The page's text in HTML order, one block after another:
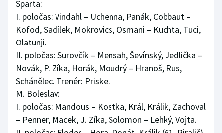
Stolní tenis
Triatlon
Veslování
Vodní slalom
Volejbal
Ostatní
Sparta:
I. poločas: Vindahl – Uchenna, Panák, Cobbaut –
Kofod, Sadílek, Mokrovics, Osmani – Kuchta, Tuci,
Olatunji.
II. poločas: Surovčík – Mensah, Ševínský, Jedlička –
Novák, P. Zíka, Horák, Moudrý – Hranoš, Rus,
Schánělec. Trenér: Priske.
M. Boleslav:
I. poločas: Mandous – Kostka, Král, Králik, Zachoval
– Penner, Macek, J. Zíka, Solomon – Lehký, Vojta.